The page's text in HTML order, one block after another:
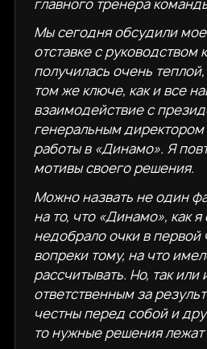
главного тренера
Мы сегодня обсудили
отставке с руководством
получилась очень
том же ключе, как и все
взаимодействие с
генеральным
работы в «Динамо». Я
мотивы своего решения.
Можно назвать не один
на то, что «Динамо», как я
недобрало очки в первой
вопреки тому, на что
рассчитывать. Но, так или
ответственным за
честны перед собой и
то нужные решения